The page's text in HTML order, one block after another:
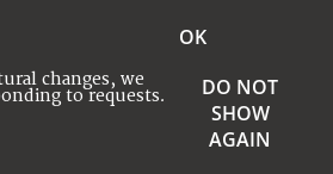
changes, we
to requests.
OK
DO NOT
SHOW
AGAIN